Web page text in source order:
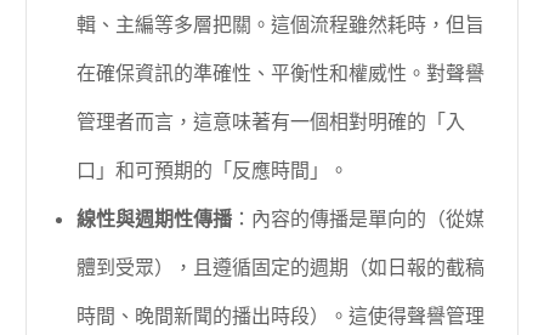
輯、主編等多層把關。這個流程雖然耗時，但旨
在確保資訊的準確性、平衡性和權威性。對聲譽
管理者而言，這意味著有一個相對明確的「入
口」和可預期的「反應時間」。
線性與週期性傳播 ：內容的傳播是單向的（從媒
體到受眾），且遵循固定的週期（如日報的截稿
時間、晚間新聞的播出時段）。這使得聲譽管理